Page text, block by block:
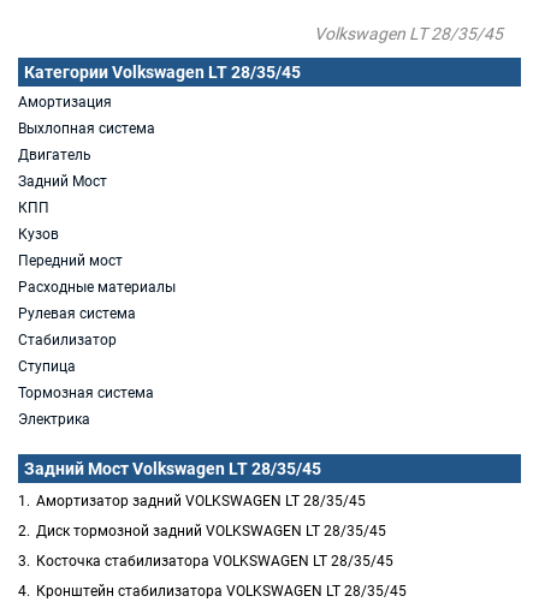
Категории Volkswagen LT 28/35/45
Амортизация
Выхлопная система
Двигатель
Задний Мост
КПП
Кузов
Передний мост
Расходные материалы
Рулевая система
Стабилизатор
Ступица
Тормозная система
Электрика
Задний Мост Volkswagen LT 28/35/45
Амортизатор задний VOLKSWAGEN LT 28/35/45
Диск тормозной задний VOLKSWAGEN LT 28/35/45
Косточка стабилизатора VOLKSWAGEN LT 28/35/45
Кронштейн стабилизатора VOLKSWAGEN LT 28/35/45
Volkswagen LT 28/35/45